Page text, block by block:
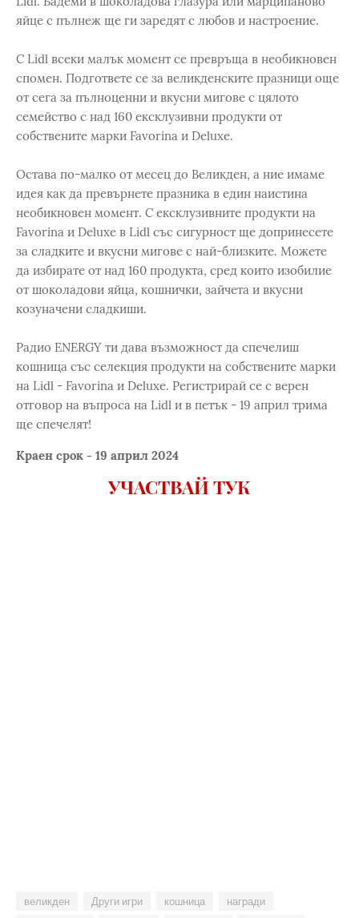
яйце с пълнеж ще ги заредят с любов и настроение.
С Lidl всеки малък момент се превръща в необикновен
спомен. Подгответе се за великденските празници още
от сега за пълноценни и вкусни мигове с цялото
семейство с над 160 ексклузивни продукти от
собствените марки Favorina и Deluxe.
Остава по-малко от месец до Великден, а ние имаме
идея как да превърнете празника в един наистина
необикновен момент. С ексклузивните продукти на
Favorina и Deluxe в Lidl със сигурност ще допринесете
за сладките и вкусни мигове с най-близките. Можете
да избирате от над 160 продукта, сред които изобилие
от шоколадови яйца, кошнички, зайчета и вкусни
козуначени сладкиши.
Радио ENERGY ти дава възможност да спечелиш
кошница със селекция продукти на собствените марки
на Lidl - Favorina и Deluxe. Регистрирай се с верен
отговор на въпроса на Lidl и в петък - 19 април трима
ще спечелят!
Краен срок - 19 април 2024
УЧАСТВАЙ ТУК
великден Други игри кошница награди